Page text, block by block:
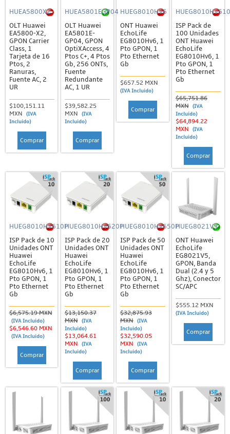
HUEA5800X2
OLT Huawei
EA5800-X2,
GPON Carrier
Class, 1
Tarjeta de 16
Ptos, 2
Ranuras,
Fuente AC, 2
UR
$100,151.11
MXN
(IVA
Incluido)
Comprar
HUEA5801EGP04
OLT Huawei
EA5801E-
GP04, GPON
OptiXAccess, 4
Ptos C+, 4 Ptos
Gb, 256 ONTs,
Fuente
Redundante
AC, 1 UR
$39,582.25
MXN
(IVA
Incluido)
Comprar
HUEG8010HV6
ONT Huawei
EchoLife
EG8010Hv6, 1
Pto GPON, 1
Pto Ethernet
Gb
$657.52 MXN
(IVA Incluido)
Comprar
ISP Pack de
100 Unidades
ONT Huawei
EchoLife
EG8010Hv6, 1
Pto GPON, 1
Pto Ethernet
Gb
$65,751.86
MXN
(IVA
Incluido)
$64,894.22
MXN
(IVA
Incluido)
Comprar
HUEG8010HV610P
ISP Pack de 10
Unidades ONT
Huawei
EchoLife
EG8010Hv6, 1
Pto GPON, 1
Pto Ethernet
Gb
$6,575.19 MXN
(IVA Incluido)
$6,546.60 MXN
(IVA Incluido)
Comprar
HUEG8010HV620P
ISP Pack de 20
Unidades ONT
Huawei
EchoLife
EG8010Hv6, 1
Pto GPON, 1
Pto Ethernet
Gb
$13,150.37
MXN
(IVA
Incluido)
$13,064.61
MXN
(IVA
Incluido)
Comprar
HUEG8010HV650P
ISP Pack de 50
Unidades ONT
Huawei
EchoLife
EG8010Hv6, 1
Pto GPON, 1
Pto Ethernet
Gb
$32,875.93
MXN
(IVA
Incluido)
$32,590.05
MXN
(IVA
Incluido)
Comprar
HUEG8021V5
ONT Huawei
EchoLife
EG8021V5,
GPON, Banda
Dual (2.4 y 5
Ghz), Conector
SC/APC
$555.12 MXN
(IVA Incluido)
Comprar